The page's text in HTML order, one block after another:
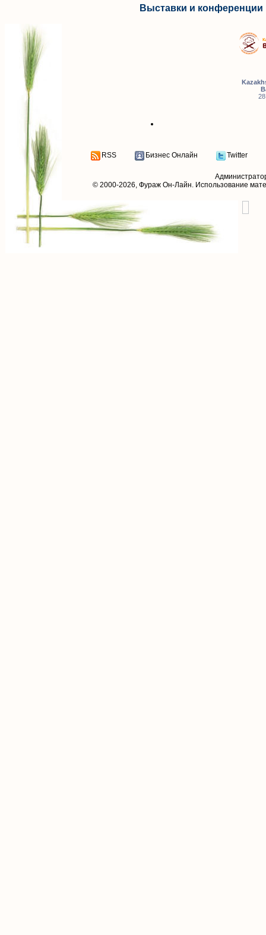
Выставки и конференции
RSS Бизнес Онлайн Twitter
© 2000-2026, Фураж Он-Лайн. Использование